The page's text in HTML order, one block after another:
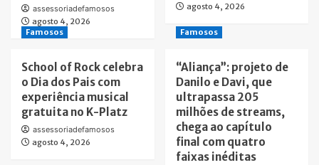
assessoriadefamosos
agosto 4, 2026
agosto 4, 2026
Famosos
School of Rock celebra
o Dia dos Pais com
experiência musical
gratuita no K-Platz
assessoriadefamosos
agosto 4, 2026
Famosos
“Aliança”: projeto de
Danilo e Davi, que
ultrapassa 205
milhões de streams,
chega ao capítulo
final com quatro
faixas inéditas